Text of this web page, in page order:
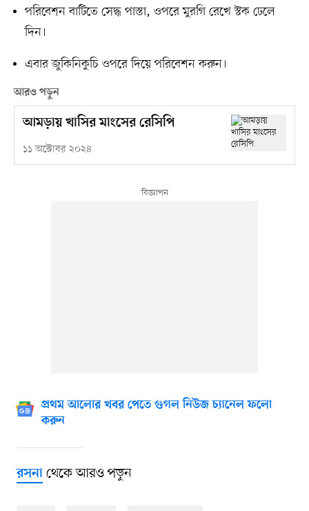
পরিবেশন বাটিতে সেদ্ধ পাস্তা, ওপরে মুরগি রেখে স্টক ঢেলে
দিন।
এবার জুকিনিকুচি ওপরে দিয়ে পরিবেশন করুন।
আরও পড়ুন
আমড়ায় খাসির মাংসের রেসিপি
১১ অক্টোবর ২০২৪
প্রথম আলোর খবর পেতে গুগল নিউজ চ্যানেল ফলো
করুন
রসনাথেকে আরও পড়ুন